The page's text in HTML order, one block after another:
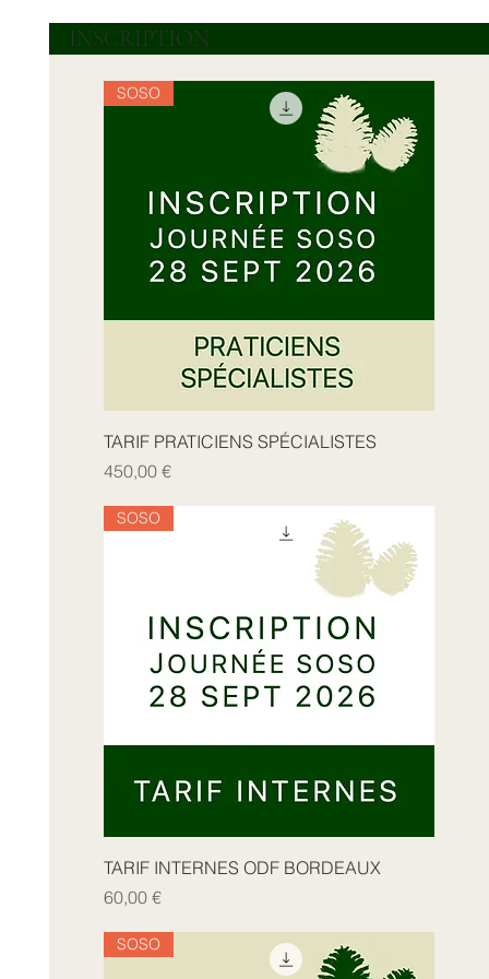
INSCRIPTION
SOSO
TARIF PRATICIENS SPÉCIALISTES
Prix
450,00 €
SOSO
TARIF INTERNES ODF BORDEAUX
Prix
60,00 €
SOSO